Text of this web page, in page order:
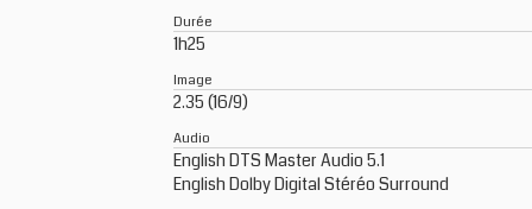
Durée
1h25
Image
2.35 (16/9)
Audio
English DTS Master Audio 5.1
English Dolby Digital Stéréo Surround